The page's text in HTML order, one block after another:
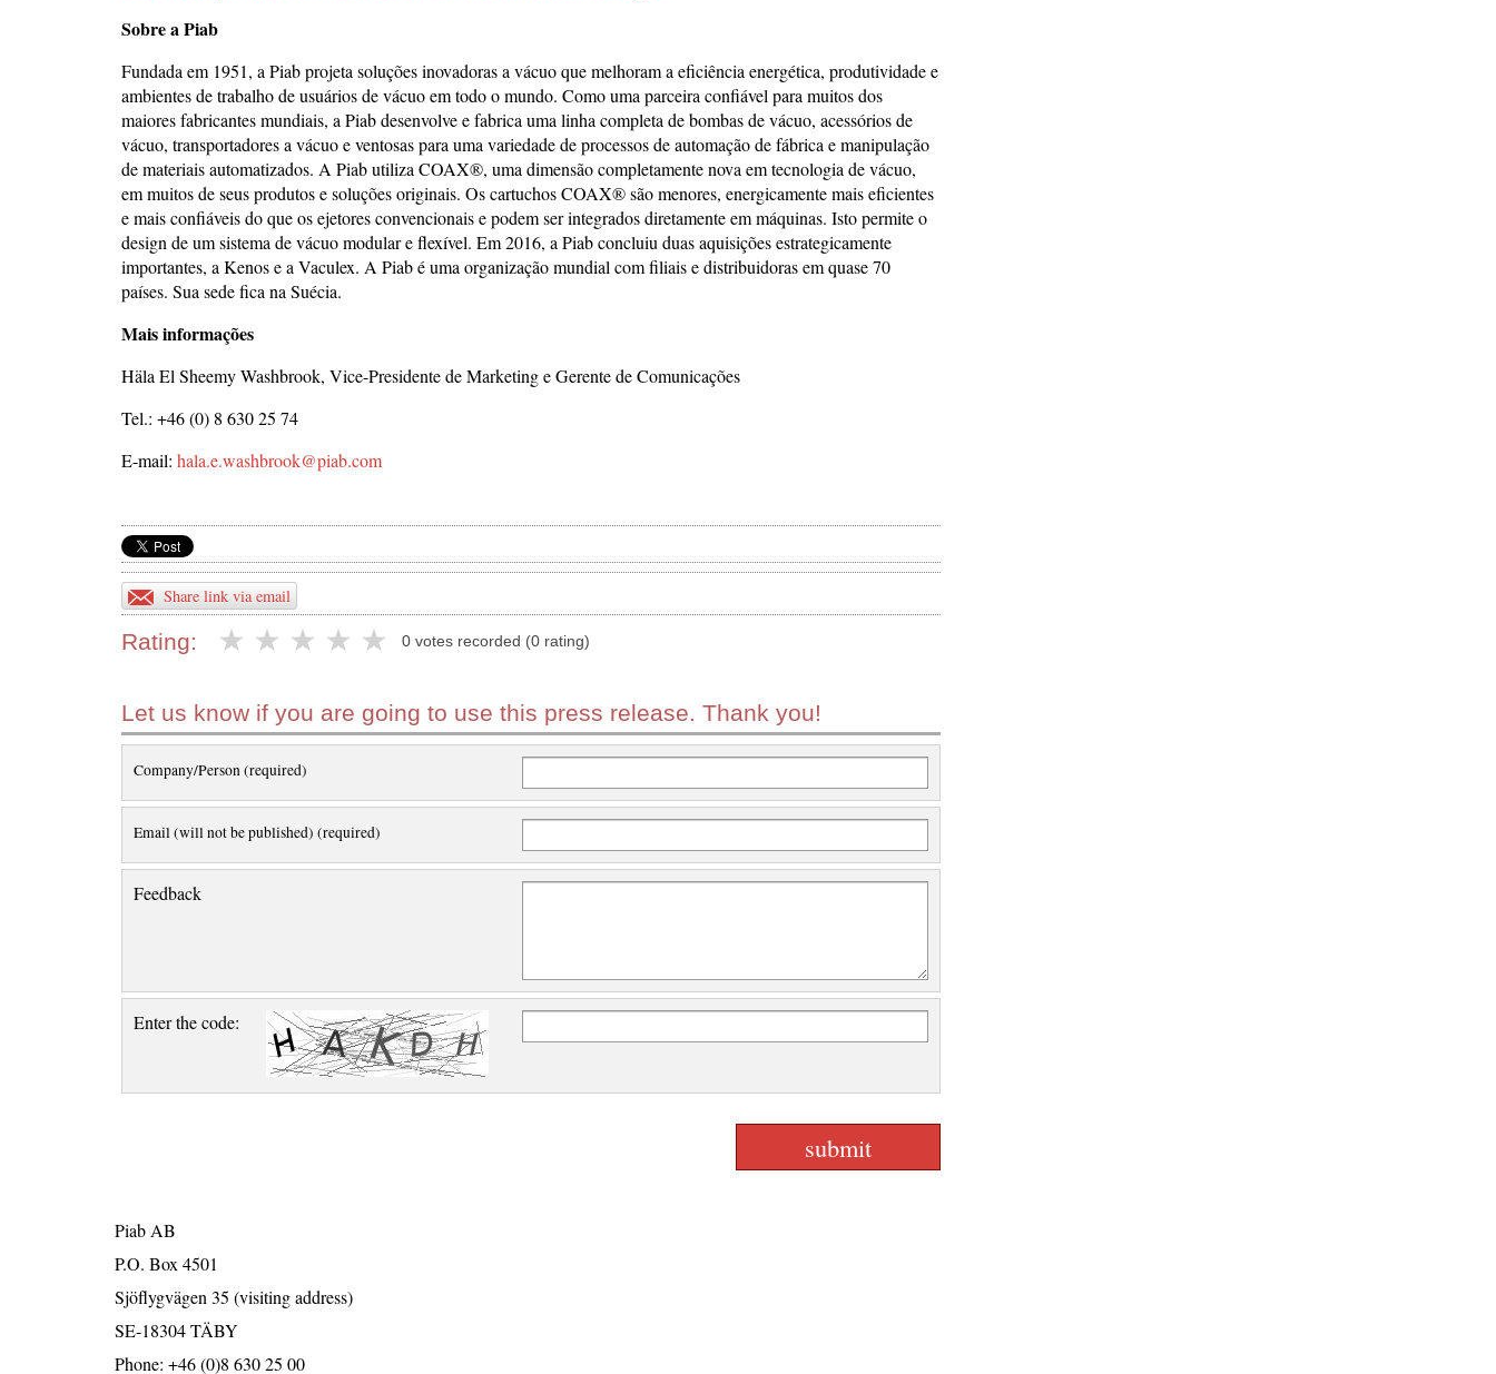
Sobre a Piab
Fundada em 1951, a Piab projeta soluções inovadoras a vácuo que melhoram a eficiência energética, produtividade e
ambientes de trabalho de usuários de vácuo em todo o mundo. Como uma parceira confiável para muitos dos
maiores fabricantes mundiais, a Piab desenvolve e fabrica uma linha completa de bombas de vácuo, acessórios de
vácuo, transportadores a vácuo e ventosas para uma variedade de processos de automação de fábrica e manipulação
de materiais automatizados. A Piab utiliza COAX®, uma dimensão completamente nova em tecnologia de vácuo,
em muitos de seus produtos e soluções originais. Os cartuchos COAX® são menores, energicamente mais eficientes
e mais confiáveis do que os ejetores convencionais e podem ser integrados diretamente em máquinas. Isto permite o
design de um sistema de vácuo modular e flexível. Em 2016, a Piab concluiu duas aquisições estrategicamente
importantes, a Kenos e a Vaculex. A Piab é uma organização mundial com filiais e distribuidoras em quase 70
países. Sua sede fica na Suécia.
Mais informações
Häla El Sheemy Washbrook, Vice-Presidente de Marketing e Gerente de Comunicações
Tel.: +46 (0) 8 630 25 74
E-mail:hala.e.washbrook@piab.com
Share link via email
Rating: 0 votes recorded (0 rating)
Let us know if you are going to use this press release. Thank you!
Company/Person (required)
Email (will not be published) (required)
Feedback
Enter the code:
Piab AB
P.O. Box 4501
Sjöflygvägen 35 (visiting address)
SE-18304 TÄBY
Phone: +46 (0)8 630 25 00